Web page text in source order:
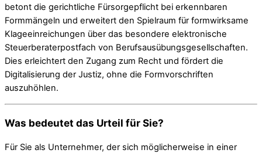
betont die gerichtliche Fürsorgepflicht bei erkennbaren
Formmängeln und erweitert den Spielraum für formwirksame
Klageeinreichungen über das besondere elektronische
Steuerberaterpostfach von Berufsausübungsgesellschaften.
Dies erleichtert den Zugang zum Recht und fördert die
Digitalisierung der Justiz, ohne die Formvorschriften
auszuhöhlen.
Was bedeutet das Urteil für Sie?
Für Sie als Unternehmer, der sich möglicherweise in einer